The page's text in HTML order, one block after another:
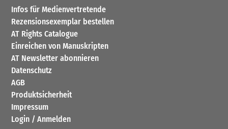
Infos für Medienvertretende
Rezensionsexemplar bestellen
AT Rights Catalogue
Einreichen von Manuskripten
AT Newsletter abonnieren
Datenschutz
AGB
Produktsicherheit
Impressum
Login / Anmelden